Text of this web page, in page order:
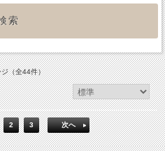
（全44件）
2 3 次へ